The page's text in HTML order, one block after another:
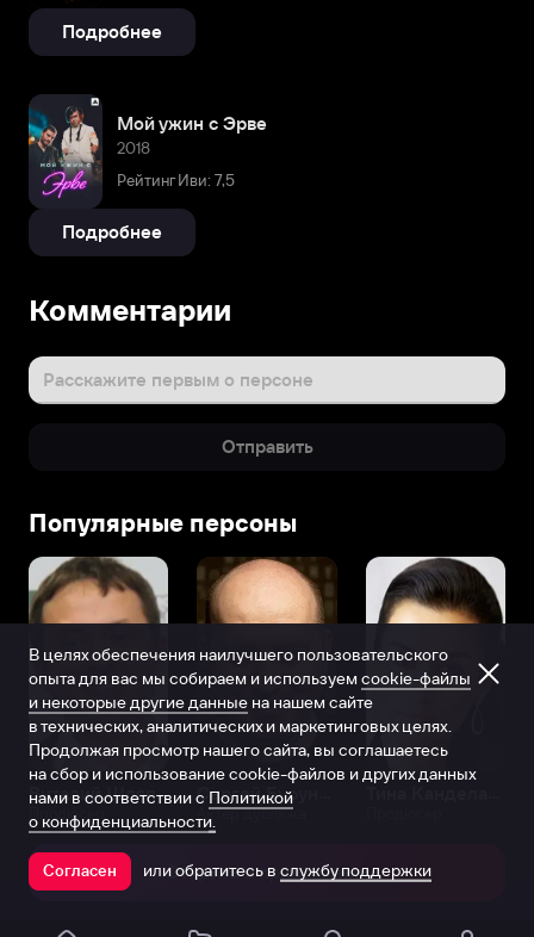
Подробнее
Мой ужин с Эрве
2018
Рейтинг Иви: 7,5
Подробнее
Комментарии
Расскажите первым о персоне
Отправить
Популярные персоны
Виталий Шляппо
Продюсер Актёр дубляжа
Открыть в приложении
В целях обеспечения наилучшего пользовательского
опыта для вас мы собираем и используем cookie-файлы
и некоторые другие данные на нашем сайте
в технических, аналитических и маркетинговых целях.
Продолжая просмотр нашего сайта, вы соглашаетесь
на сбор и использование cookie-файлов и других данных
нами в соответствии с Политикой
о конфиденциальности.
Согласен или обратитесь в службу поддержки